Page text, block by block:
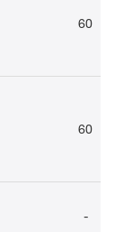
60
60
-